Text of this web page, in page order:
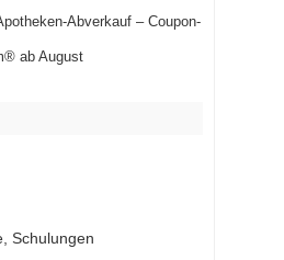
Abverkauf – Coupon-
ab August
Schulungen